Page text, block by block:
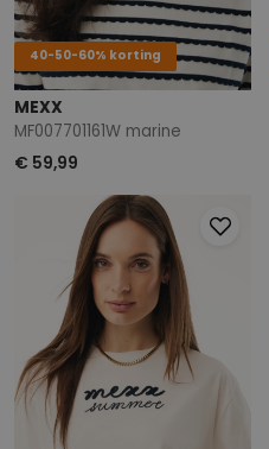
40-50-60% korting
MEXX
MF007701161W marine
€ 59,99